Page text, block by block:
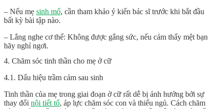
– Nếu mẹ sinh mổ, cần tham khảo ý kiến bác sĩ trước khi bắt đầu
bất kỳ bài tập nào.
– Lắng nghe cơ thể: Không được gắng sức, nếu cảm thấy mệt bạn
hãy nghỉ ngơi.
4. Chăm sóc tinh thần cho mẹ ở cữ
4.1. Dấu hiệu trầm cảm sau sinh
Tinh thần của mẹ trong giai đoạn ở cữ rất dễ bị ảnh hưởng bởi sự
thay đổi nội tiết tố, áp lực chăm sóc con và thiếu ngủ. Cách chăm